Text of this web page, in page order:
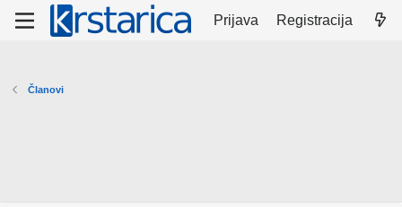
Prijava Registracija
Članovi